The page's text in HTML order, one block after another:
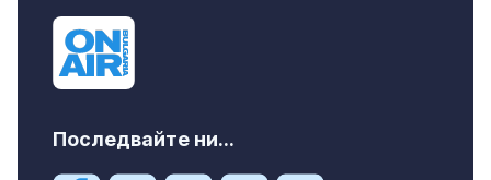
Последвайте ни...